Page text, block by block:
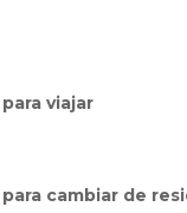
viajar
cambiar de